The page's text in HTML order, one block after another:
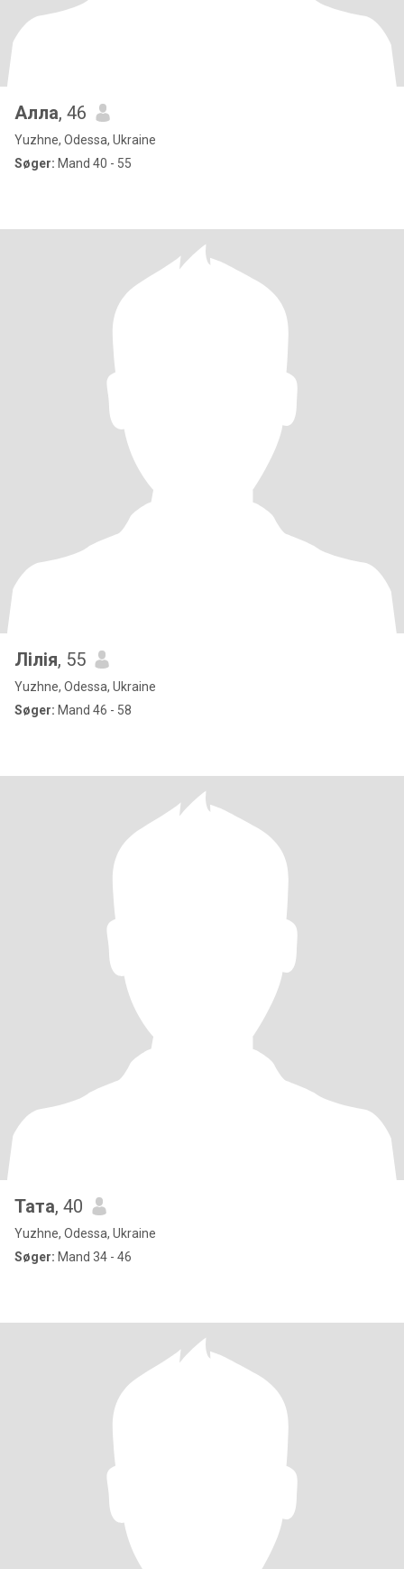
Алла, 46
Yuzhne, Odessa, Ukraine
Søger: Mand 40 - 55
Лілія, 55
Yuzhne, Odessa, Ukraine
Søger: Mand 46 - 58
Тата, 40
Yuzhne, Odessa, Ukraine
Søger: Mand 34 - 46